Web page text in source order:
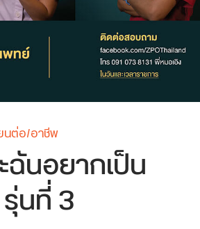
นต่อ/อาชีพ
ฉันอยากเป็น
นที่ 3